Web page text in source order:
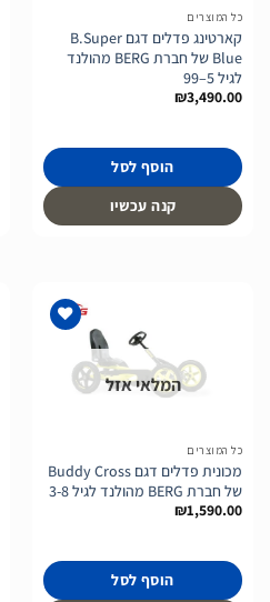
כל המוצרים
קארטינג פדלים דגם B.Super
Blue של חברת BERG מהולנד
לגיל 5–99
₪3,490.00
הוסף לסל
קנה עכשיו
המלאי אזל
כל המוצרים
מכונית פדלים דגם Buddy Cross
של חברת BERG מהולנד לגיל 3-8
₪1,590.00
הוסף לסל